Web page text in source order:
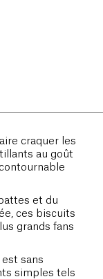
craquer les
au goût
et du
ces biscuits
grands fans
sans
simples tels